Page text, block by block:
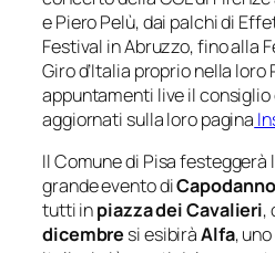
e Piero Pelù, dai palchi di
Festival in Abruzzo, fino alla
Giro d’Italia proprio nella loro
appuntamenti live il
aggiornati sulla loro pagina
Il Comune di Pisa festeggerà
grande evento di
tutti inpiazza dei Cavalieri,
dicembre si esibiràAlfa,